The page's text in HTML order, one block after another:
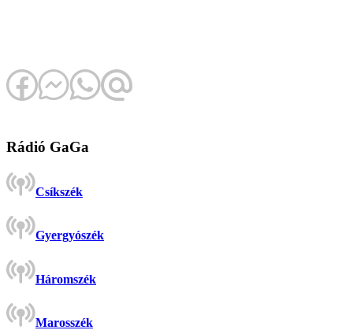
Rádió GaGa
Csíkszék
Gyergyószék
Háromszék
Marosszék